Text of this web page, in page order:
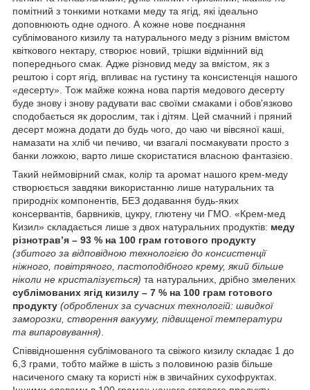
помітний з тонкими нотками меду та ягід, які ідеально
доповнюють одне одного. А кожне нове поєднання
сублімованого кизилу та натурального меду з різним вмістом
квіткового нектару, створює новий, трішки відмінний від
попереднього смак. Адже різновид меду за вмістом, як з
рештою і сорт ягід, впливає на густину та консистенція нашого
«десерту». Тож майже кожна нова партія медового десерту
буде знову і знову радувати вас своїми смаками і обов'язково
сподобається як дорослим, так і дітям. Цей смачний і пряний
десерт можна додати до будь чого, до чаю чи вівсяної каші,
намазати на хліб чи печиво, чи взагалі посмакувати просто з
банки ложкою, варто лише скористатися власною фантазією.
Такий неймовірний смак, колір та аромат нашого крем-меду
створюється завдяки використанню лише натуральних та
природніх компонентів, БЕЗ додавання будь-яких
консервантів, барвників, цукру, глютену чи ГМО. «Крем-мед
Кизил» складається лише з двох натуральних продуктів: меду
різнотрав’я – 93 % на 100 грам готового продукту
(збитого за відповідною технологією до консистенції
ніжного, повітряного, пастоподібного крему, який більше
ніколи не кристалізується) та натуральних, дрібно змелених
сублімованих ягід кизилу – 7 % на 100 грам готового
продукту (оброблених за сучасних технологій: швидкої
заморозки, створення вакууму, підвищеної температури
та випаровування)
Співвідношення сублімованого та свіжого кизилу складає 1 до
6,3 грами, тобто майже в шість з половиною разів більше
насиченого смаку та користі ніж в звичайних сухофруктах.